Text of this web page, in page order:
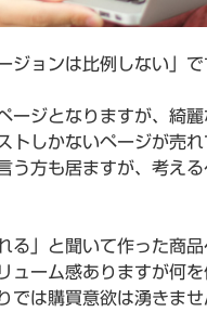
ジョンは比例しない」で
ージとなりますが、綺
トしかないページが売
う方も居ますが、考える
る」と聞いて作った商
ューム感ありますが何
では購買意欲は湧きま